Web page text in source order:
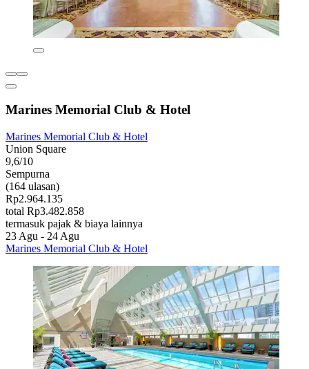
Marines Memorial Club & Hotel
Marines Memorial Club & Hotel
Union Square
9,6/10
Sempurna
(164 ulasan)
Rp2.964.135
total Rp3.482.858
termasuk pajak & biaya lainnya
23 Agu - 24 Agu
Marines Memorial Club & Hotel